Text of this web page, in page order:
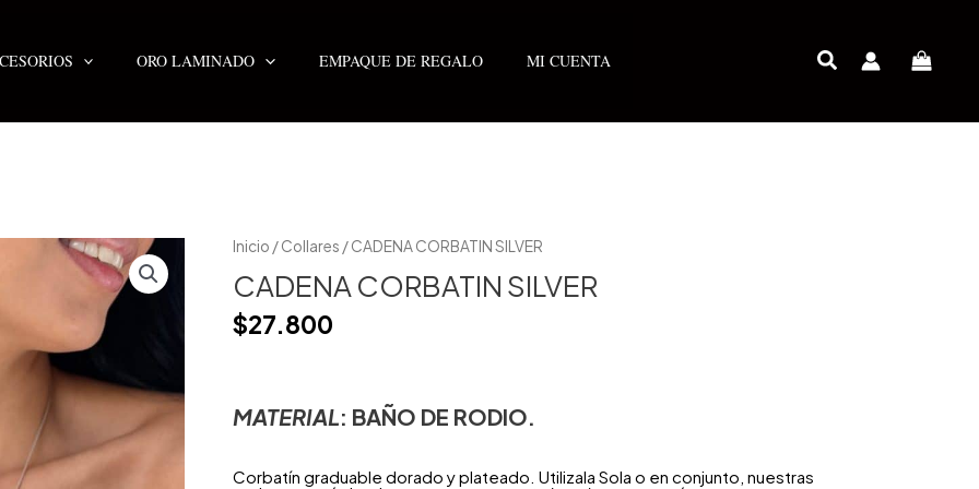
ORO LAMINADO EMPAQUE DE REGALO MI CUENTA
Inicio /Collares / CADENA CORBATIN SILVER
CADENA CORBATIN SILVER
$27.800
MATERIAL: BAÑO DE RODIO.
Corbatín graduable dorado y plateado. Utilizala Sola o en conjunto, nuestras